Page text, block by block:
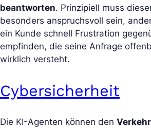
beantworten. Prinzipiell muss
besonders anspruchsvoll sein,
ein Kunde schnell Frustration
empfinden, die seine Anfrage
wirklich versteht.
Cybersicherheit
Die KI-Agenten können den